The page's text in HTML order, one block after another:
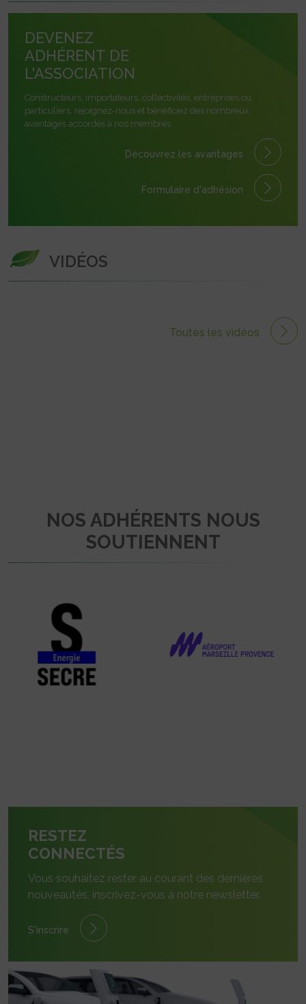
DEVENEZ
ADHÉRENT DE
L'ASSOCIATION
Constructeurs, importateurs, collectivités, entreprises ou
particuliers, rejoignez-nous et bénéficiez des nombreux
avantages accordés à nos membres.
Découvrez les avantages
Formulaire d'adhésion
VIDÉOS
Toutes les vidéos
NOS ADHÉRENTS NOUS
SOUTIENNENT
RESTEZ
CONNECTÉS
Vous souhaitez rester au courant des dernières
nouveautés, inscrivez-vous à notre newsletter.
S'inscrire